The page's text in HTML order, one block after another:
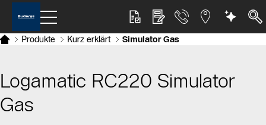
Produkte Kurz erklärt Simulator Gas
Logamatic RC220 Simulator
Gas